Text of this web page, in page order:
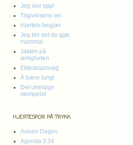
Jeg sier opp!
Tilgivelsens vei
Hjertets begjær
Jeg blir det du gjør,
mamma!
Jakten på
ærligheten
Ekteskapsvalg
Å bære tungt
Det uheldige
stempelet
HJERTESPOR PÅ TRYKK
Avisen Dagen
Agenda 3:16